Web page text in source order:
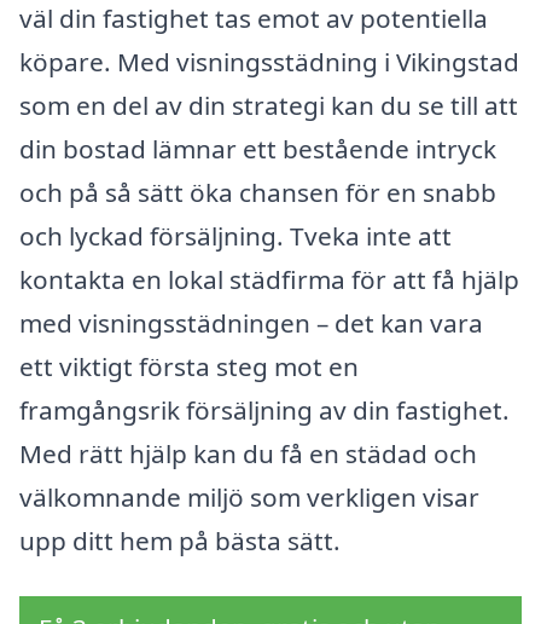
väl din fastighet tas emot av potentiella
köpare. Med visningsstädning i Vikingstad
som en del av din strategi kan du se till att
din bostad lämnar ett bestående intryck
och på så sätt öka chansen för en snabb
och lyckad försäljning. Tveka inte att
kontakta en lokal städfirma för att få hjälp
med visningsstädningen – det kan vara
ett viktigt första steg mot en
framgångsrik försäljning av din fastighet.
Med rätt hjälp kan du få en städad och
välkomnande miljö som verkligen visar
upp ditt hem på bästa sätt.